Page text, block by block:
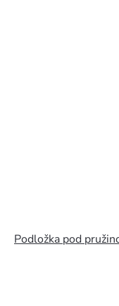
Podložka pod